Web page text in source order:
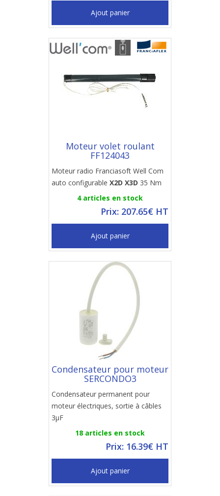
Ajout panier
Moteur volet roulant
FF124043
Moteur radio Franciasoft Well Com
auto configurable X2D X3D 35 Nm
4 articles en stock
Prix: 207.65€ HT
Ajout panier
Condensateur pour moteur
SERCONDO3
Condensateur permanent pour
moteur électriques, sortie à câbles
3µF
18 articles en stock
Prix: 16.39€ HT
Ajout panier